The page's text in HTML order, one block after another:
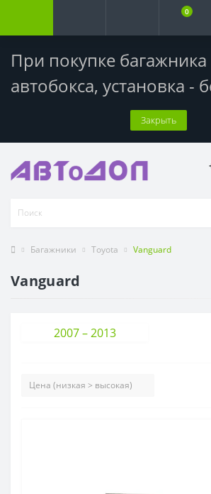
При покупке
автобокса, установка -
Закрыть
0
Багажники Toyota Vanguard
Vanguard
2007 – 2013